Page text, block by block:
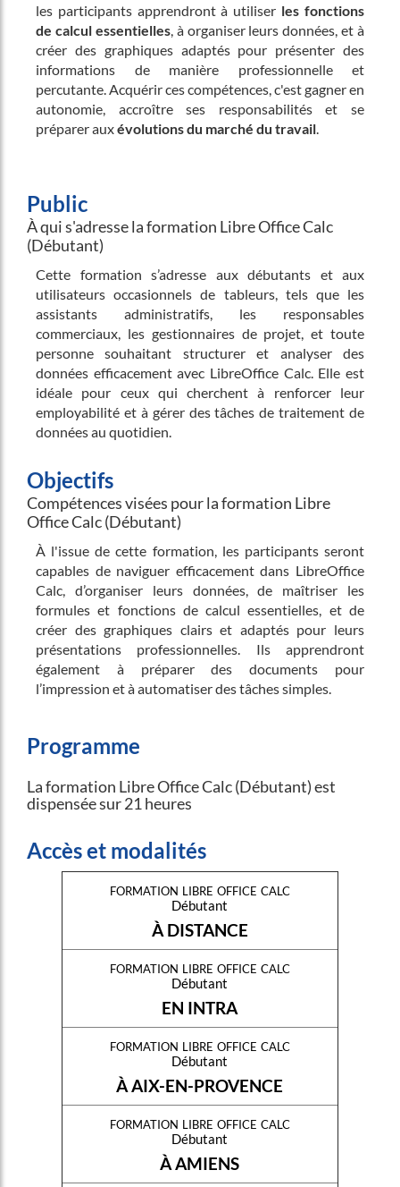
les participants apprendront à utiliser les fonctions
de calcul essentielles, à organiser leurs données, et à
créer des graphiques adaptés pour présenter des
informations de manière professionnelle et
percutante. Acquérir ces compétences, c'est gagner en
autonomie, accroître ses responsabilités et se
préparer auxévolutions du marché du travail.
Public
À qui s'adresse la formation Libre Office Calc
(Débutant)
Cette formation s’adresse aux débutants et aux
utilisateurs occasionnels de tableurs, tels que les
assistants administratifs, les responsables
commerciaux, les gestionnaires de projet, et toute
personne souhaitant structurer et analyser des
données efficacement avec LibreOffice Calc. Elle est
idéale pour ceux qui cherchent à renforcer leur
employabilité et à gérer des tâches de traitement de
données au quotidien.
Objectifs
Compétences visées pour la formation Libre
Office Calc (Débutant)
À l'issue de cette formation, les participants seront
capables de naviguer efficacement dans LibreOffice
Calc, d’organiser leurs données, de maîtriser les
formules et fonctions de calcul essentielles, et de
créer des graphiques clairs et adaptés pour leurs
présentations professionnelles. Ils apprendront
également à préparer des documents pour
l’impression et à automatiser des tâches simples.
Programme
La formation Libre Office Calc (Débutant) est
dispensée sur 21 heures
Accès et modalités
formation libre office calc
Débutant
À DISTANCE
formation libre office calc
Débutant
EN INTRA
formation libre office calc
Débutant
À AIX-EN-PROVENCE
formation libre office calc
Débutant
À AMIENS